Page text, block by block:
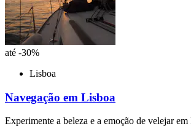
até -30%
Lisboa
Navegação em Lisboa
Experimente a beleza e a emoção de velejar em